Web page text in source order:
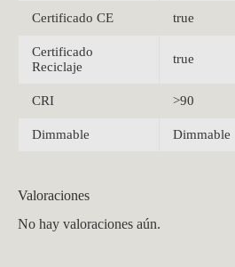
Certificado CE true
Certificado
Reciclaje
true
CRI >90
Dimmable Dimmable
Valoraciones
No hay valoraciones aún.